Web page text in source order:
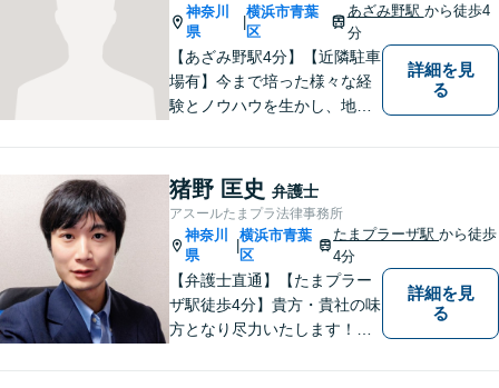
神奈川
県
横浜市青葉
区
あざみ野駅 から徒歩4
分
【あざみ野駅4分】【近隣駐車
場有】今まで培った様々な経
験とノウハウを生かし、地域
能な最善の結論を共に目指し
て問題解決を図る所存です。
法律上の問題に巻き込まれた
際は、お一人で悩まずにお気
軽にご相談ください。
詳細を見
る
猪野 匡史 弁護士
アスールたまプラ法律事務所
神奈川
県
|
横浜市青葉
区
たまプラーザ駅から徒歩
4分
【弁護士直通】【たまプラー
ザ駅徒歩4分】貴方・貴社の味
方となり尽力いたします！当
すのでまずはお気軽にご相談
詳細を見
る